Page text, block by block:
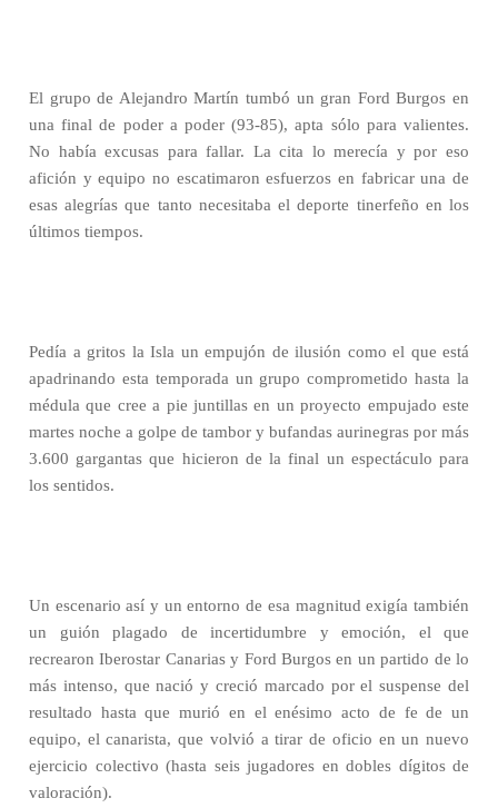
El grupo de Alejandro Martín tumbó un gran Ford Burgos en
una final de poder a poder (93-85), apta sólo para valientes.
No había excusas para fallar. La cita lo merecía y por eso
afición y equipo no escatimaron esfuerzos en fabricar una de
esas alegrías que tanto necesitaba el deporte tinerfeño en los
últimos tiempos.
Pedía a gritos la Isla un empujón de ilusión como el que está
apadrinando esta temporada un grupo comprometido hasta la
médula que cree a pie juntillas en un proyecto empujado este
martes noche a golpe de tambor y bufandas aurinegras por más
3.600 gargantas que hicieron de la final un espectáculo para
los sentidos.
Un escenario así y un entorno de esa magnitud exigía también
un guión plagado de incertidumbre y emoción, el que
recrearon Iberostar Canarias y Ford Burgos en un partido de lo
más intenso, que nació y creció marcado por el suspense del
resultado hasta que murió en el enésimo acto de fe de un
equipo, el canarista, que volvió a tirar de oficio en un nuevo
ejercicio colectivo (hasta seis jugadores en dobles dígitos de
valoración).